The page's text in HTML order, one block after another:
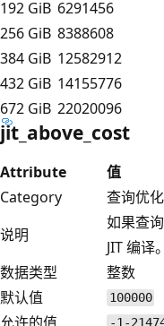
192 GiB 6291456
256 GiB 8388608
384 GiB 12582912
432 GiB 14155776
672 GiB 22020096
jit_above_cost
Attribute
值
Category
查询优
说明
如果查
JIT 编译。
数据类型
整数
默认值
100000
允许的值 -1-